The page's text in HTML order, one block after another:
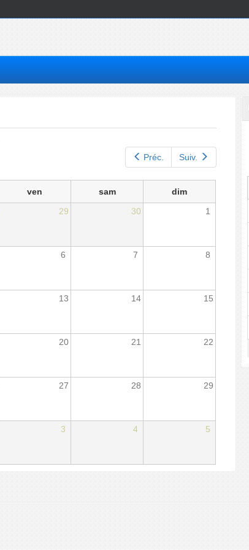
Préc. Suiv.
ven sam
dim
29 30 1
6 7 8
13 14 15
20 21 22
27 28 29
3 4 5